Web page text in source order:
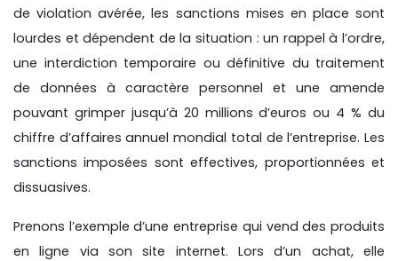
de violation avérée, les sanctions mises en place sont
lourdes et dépendent de la situation : un rappel à l’ordre,
une interdiction temporaire ou définitive du traitement
de données à caractère personnel et une amende
pouvant grimper jusqu’à 20 millions d’euros ou 4 % du
chiffre d’affaires annuel mondial total de l’entreprise. Les
sanctions imposées sont effectives, proportionnées et
dissuasives.
Prenons l’exemple d’une entreprise qui vend des produits
en ligne via son site internet. Lors d’un achat, elle